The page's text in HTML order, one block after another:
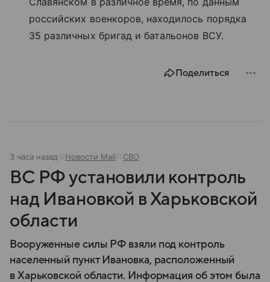
российских военкоров, находилось порядка
35 различных бригад и батальонов ВСУ.
Поделиться
3 часа назад Новости Mail СВО
ВС РФ установили контроль
над Ивановкой в Харьковской
области
Вооруженные силы РФ взяли под контроль
населенный пункт Ивановка, расположенный
в Харьковской области. Информация об этом была